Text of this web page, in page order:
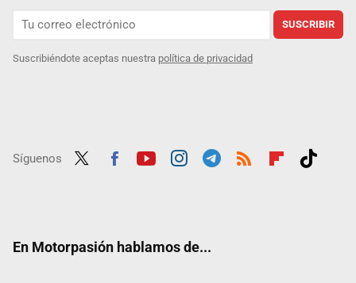
SUSCRIBIR
Suscribiéndote aceptas nuestra política de privacidad
Síguenos
En Motorpasión hablamos de...